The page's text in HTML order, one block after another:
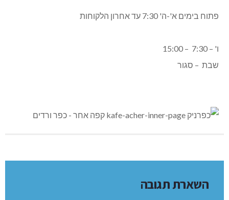
פתוח בימים א'-ה' 7:30 עד אחרון הלקוחות
ו' – 7:30 – 15:00
שבת – סגור
השארת תגובה